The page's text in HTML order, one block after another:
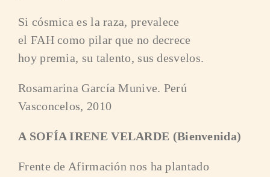
Si cósmica es la raza, prevalece
el FAH como pilar que no decrece
hoy premia, su talento, sus desvelos.
Rosamarina García Munive. Perú
Vasconcelos, 2010
A SOFÍA IRENE VELARDE (Bienvenida)
Frente de Afirmación nos ha plantado